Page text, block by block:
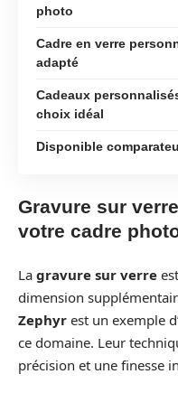
photo
Cadre en verre
adapté
Cadeaux
choix idéal
Disponible
Gravure sur
votre cadre
La gravure sur verre
dimension
Zephyr est un exemple
ce domaine. Leur
précision et une finesse